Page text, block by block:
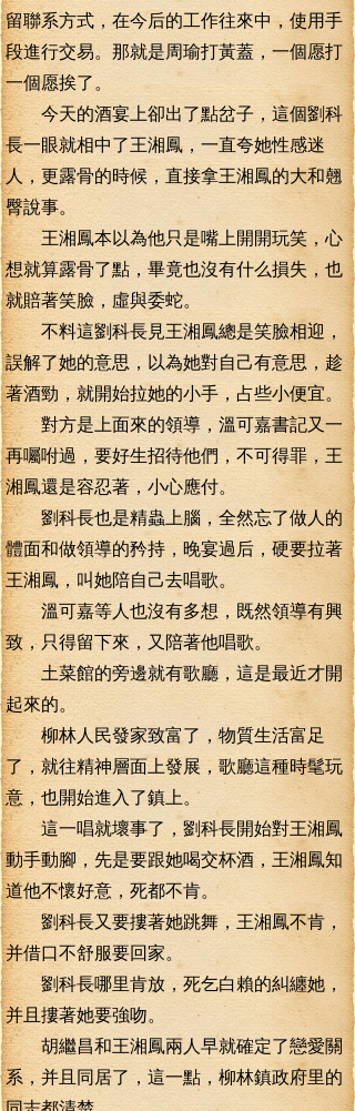
留聯系方式，在今后的工作往來中，使用手
段進行交易。那就是周瑜打黃蓋，一個愿打
一個愿挨了。
今天的酒宴上卻出了點岔子，這個劉科
長一眼就相中了王湘鳳，一直夸她性感迷
人，更露骨的時候，直接拿王湘鳳的大和翹
臀說事。
王湘鳳本以為他只是嘴上開開玩笑，心
想就算露骨了點，畢竟也沒有什么損失，也
就賠著笑臉，虛與委蛇。
不料這劉科長見王湘鳳總是笑臉相迎，
誤解了她的意思，以為她對自己有意思，趁
著酒勁，就開始拉她的小手，占些小便宜。
對方是上面來的領導，溫可嘉書記又一
再囑咐過，要好生招待他們，不可得罪，王
湘鳳還是容忍著，小心應付。
劉科長也是精蟲上腦，全然忘了做人的
體面和做領導的矜持，晚宴過后，硬要拉著
王湘鳳，叫她陪自己去唱歌。
溫可嘉等人也沒有多想，既然領導有興
致，只得留下來，又陪著他唱歌。
土菜館的旁邊就有歌廳，這是最近才開
起來的。
柳林人民發家致富了，物質生活富足
了，就往精神層面上發展，歌廳這種時髦玩
意，也開始進入了鎮上。
這一唱就壞事了，劉科長開始對王湘鳳
動手動腳，先是要跟她喝交杯酒，王湘鳳知
道他不懷好意，死都不肯。
劉科長又要摟著她跳舞，王湘鳳不肯，
并借口不舒服要回家。
劉科長哪里肯放，死乞白賴的糾纏她，
并且摟著她要強吻。
胡繼昌和王湘鳳兩人早就確定了戀愛關
系，并且同居了，這一點，柳林鎮政府里的